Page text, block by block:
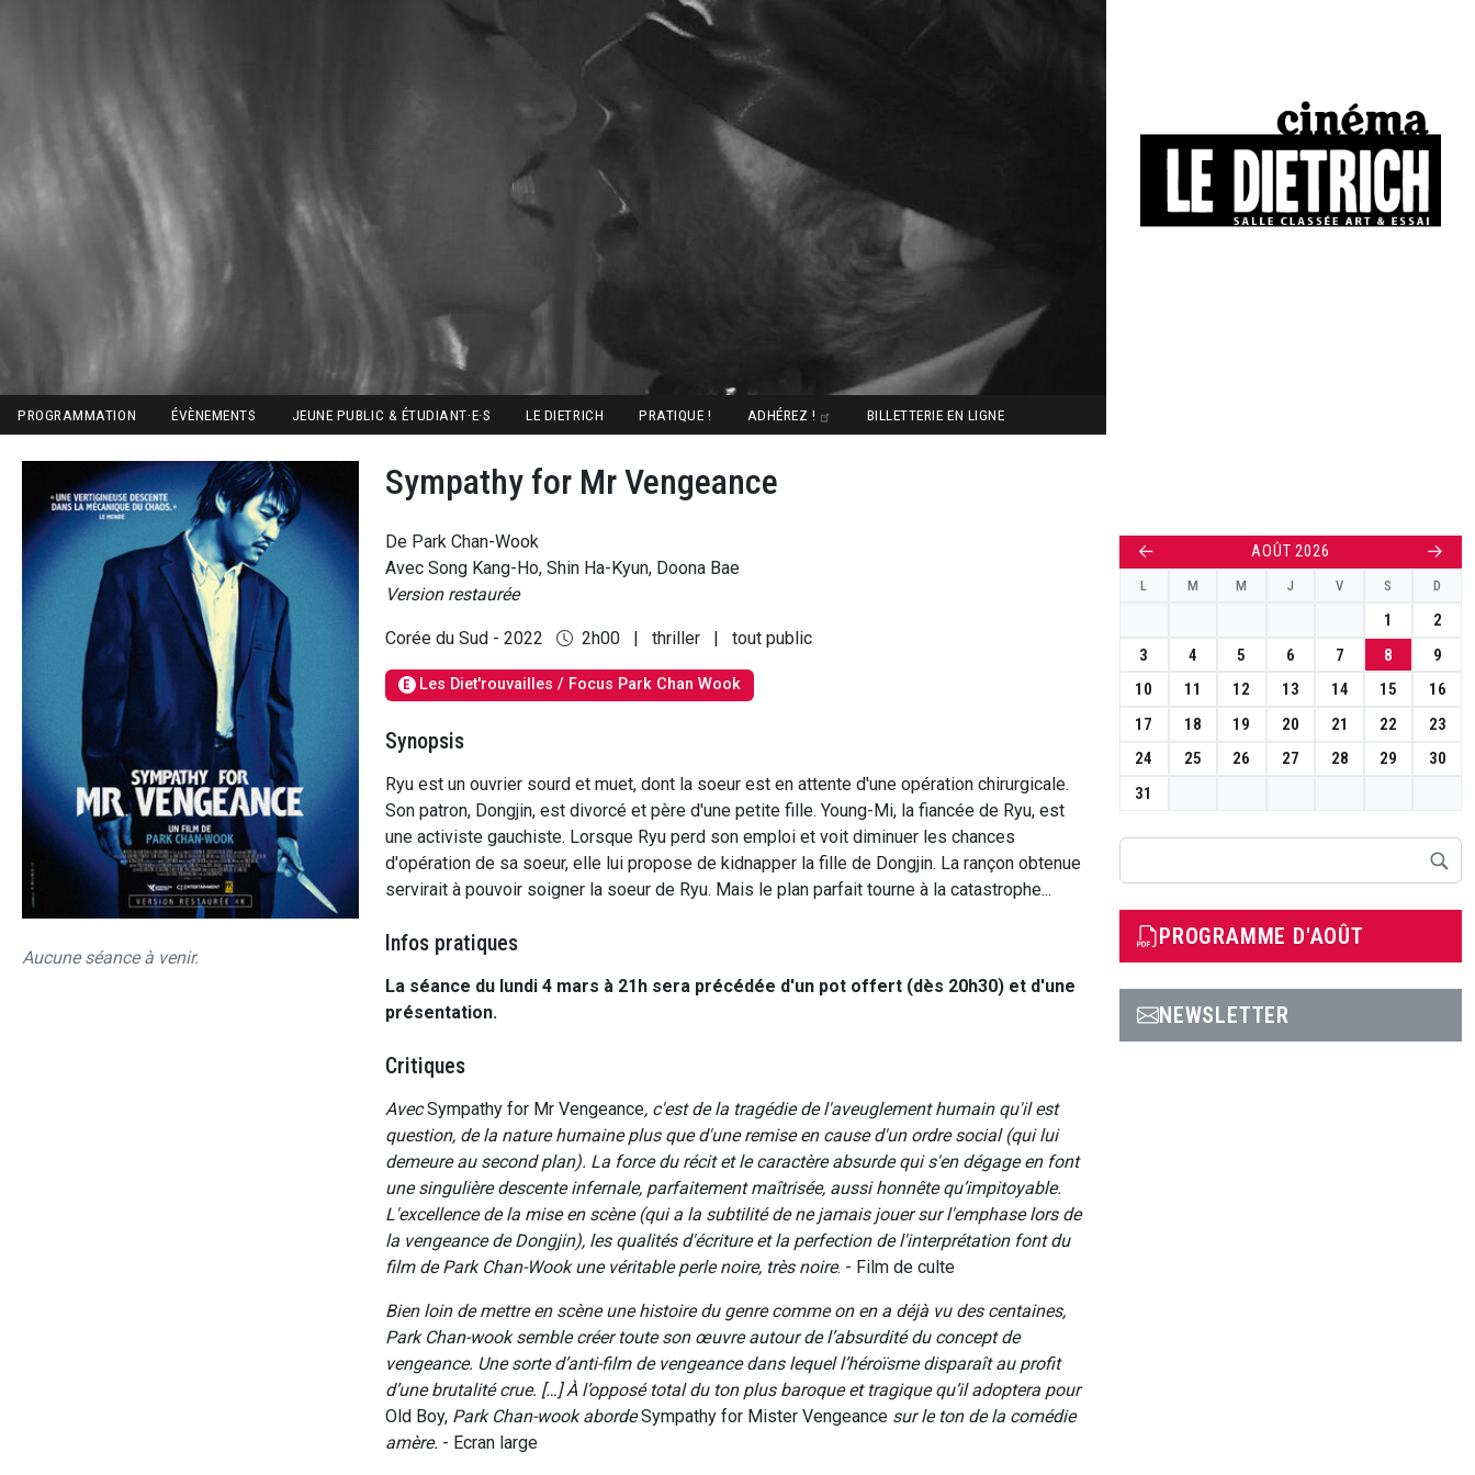
Main navigation
PROGRAMMATION ÉVÈNEMENTS JEUNE PUBLIC & ÉTUDIANT·E·S LE DIETRICH PRATIQUE ! ADHÉREZ ! BILLETTERIE EN LIGNE
Aucune séance à venir.
Sympathy for Mr Vengeance
De Park Chan-Wook
Avec Song Kang-Ho, Shin Ha-Kyun, Doona Bae
Version restaurée
Corée du Sud - 2022 2h00 | thriller | tout public
E Les Diet'rouvailles / Focus Park Chan Wook
Synopsis
Ryu est un ouvrier sourd et muet, dont la soeur est en attente d'une opération chirurgicale.
Son patron, Dongjin, est divorcé et père d'une petite fille. Young-Mi, la fiancée de Ryu, est
une activiste gauchiste. Lorsque Ryu perd son emploi et voit diminuer les chances
d'opération de sa soeur, elle lui propose de kidnapper la fille de Dongjin. La rançon obtenue
servirait à pouvoir soigner la soeur de Ryu. Mais le plan parfait tourne à la catastrophe...
Infos pratiques
La séance du lundi 4 mars à 21h sera précédée d'un pot offert (dès 20h30) et d'une
présentation.
Critiques
AvecSympathy for Mr Vengeance, c'est de la tragédie de l'aveuglement humain qu'il est
question, de la nature humaine plus que d'une remise en cause d'un ordre social (qui lui
demeure au second plan). La force du récit et le caractère absurde qui s'en dégage en font
une singulière descente infernale, parfaitement maîtrisée, aussi honnête qu’impitoyable.
L'excellence de la mise en scène (qui a la subtilité de ne jamais jouer sur l'emphase lors de
la vengeance de Dongjin), les qualités d'écriture et la perfection de l'interprétation font du
film de Park Chan-Wook une véritable perle noire, très noire. - Film de culte
Bien loin de mettre en scène une histoire du genre comme on en a déjà vu des centaines,
Park Chan-wook semble créer toute son œuvre autour de l’absurdité du concept de
vengeance. Une sorte d’anti-film de vengeance dans lequel l’héroïsme disparaît au profit
d’une brutalité crue. […] À l’opposé total du ton plus baroque et tragique qu’il adoptera pour
Old Boy,Park Chan-wook abordeSympathy for Mister Vengeancesur le ton de la comédie
amère. - Ecran large
← AOÛT 2026 →
L M M J V S D
1
2
3
4 5 6 7 8
9
10
11 12 13 14 15
16
17
18 19 20 21 22
23
24
25 26 27 28 29
30
31
PROGRAMME D'AOÛT
NEWSLETTER